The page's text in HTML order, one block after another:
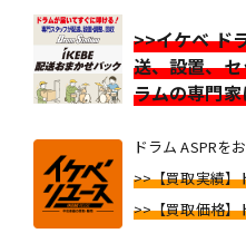
>>イケベ ド
送、設置、
ラムの専門
ドラム ASPRを
>>【買取実績】
>>【買取価格】